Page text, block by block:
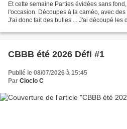
Et cette semaine Parties évidées sans
l'occasion. Découpes à la caméo, avec
J'ai donc fait des bulles ... J'ai découpé les
CBBB été 2026 Défi #1
Publié le 08/07/2026 à 15:45
Par Cloclo C